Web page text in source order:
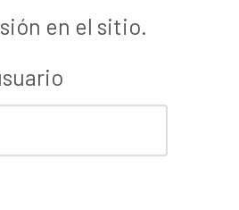
en el sitio.